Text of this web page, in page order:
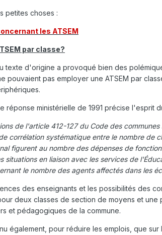
petites choses :
les ATSEM
par classe?
texte d'origine a provoqué bien des
pouvaient pas employer une ATSEM par
réponse ministérielle de 1991 précise l'esprit
de l'article 412-127 du Code des
corrélation systématique entre le nombre de
figurent au nombre des dépenses de
situations en liaison avec les services de
le nombre des agents affectés dans les
des enseignants et les possibilités des
deux classes de section de moyens et
et pédagogiques de la commune.
également, pour réduire les emplois, que